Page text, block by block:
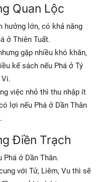
Quan Lộc
hưởng lớn, có khả năng
ở Thiên Tuất.
gặp nhiều khó khăn,
kế sách nếu Phá ở Tý
việc nhỏ thì thu nhập ít
lợi nếu Phá ở Dần Thân
Điền Trạch
Phá ở Dần Thân.
với Tử, Liêm, Vu thì sẽ